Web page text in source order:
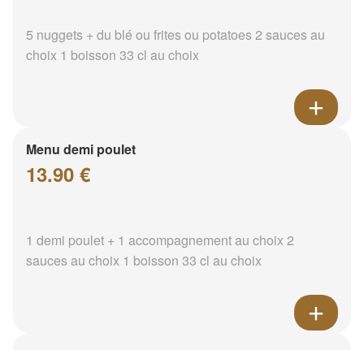
5 nuggets + du blé ou frites ou potatoes 2 sauces au
choix 1 boisson 33 cl au choix
Menu demi poulet
13.90 €
1 demi poulet + 1 accompagnement au choix 2
sauces au choix 1 boisson 33 cl au choix